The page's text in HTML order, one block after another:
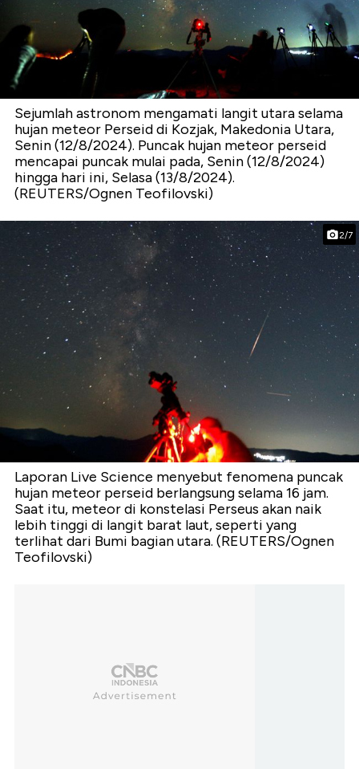
Sejumlah astronom mengamati langit utara selama
hujan meteor Perseid di Kozjak, Makedonia Utara,
Senin (12/8/2024). Puncak hujan meteor perseid
mencapai puncak mulai pada, Senin (12/8/2024)
hingga hari ini, Selasa (13/8/2024).
(REUTERS/Ognen Teofilovski)
2/7
Laporan Live Science menyebut fenomena puncak
hujan meteor perseid berlangsung selama 16 jam.
Saat itu, meteor di konstelasi Perseus akan naik
lebih tinggi di langit barat laut, seperti yang
terlihat dari Bumi bagian utara. (REUTERS/Ognen
Teofilovski)